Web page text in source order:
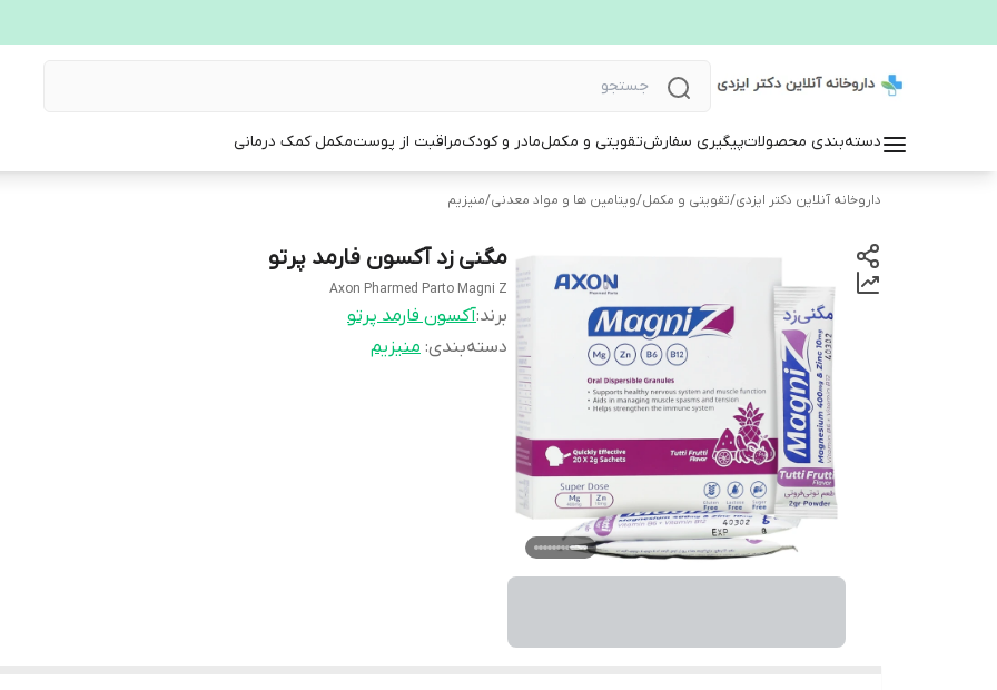
دسته‌بندی محصولاتپیگیری سفارشتقویتی و مکملمادر و کودکمراقبت از پوستمکمل کمک درمانی
داروخانه آنلاین دکتر ایزدی/تقویتی و مکمل/ویتامین ها و مواد معدنی/منیزیم
مگنی زد آکسون فارمد پرتو
Axon Pharmed Parto Magni Z
برند:آکسون فارمد پرتو
دسته‌بندی: منیزیم